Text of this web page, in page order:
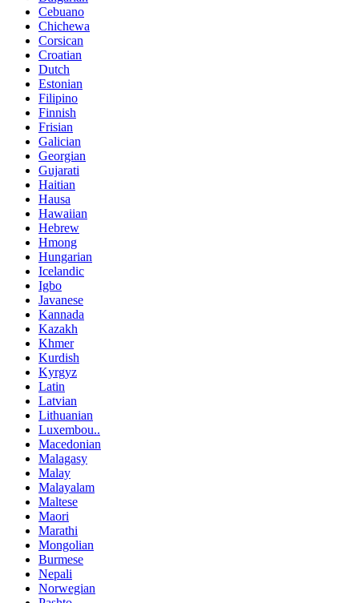
Cebuano
Chichewa
Corsican
Croatian
Dutch
Estonian
Filipino
Finnish
Frisian
Galician
Georgian
Gujarati
Haitian
Hausa
Hawaiian
Hebrew
Hmong
Hungarian
Icelandic
Igbo
Javanese
Kannada
Kazakh
Khmer
Kurdish
Kyrgyz
Latin
Latvian
Lithuanian
Luxembou..
Macedonian
Malagasy
Malay
Malayalam
Maltese
Maori
Marathi
Mongolian
Burmese
Nepali
Norwegian